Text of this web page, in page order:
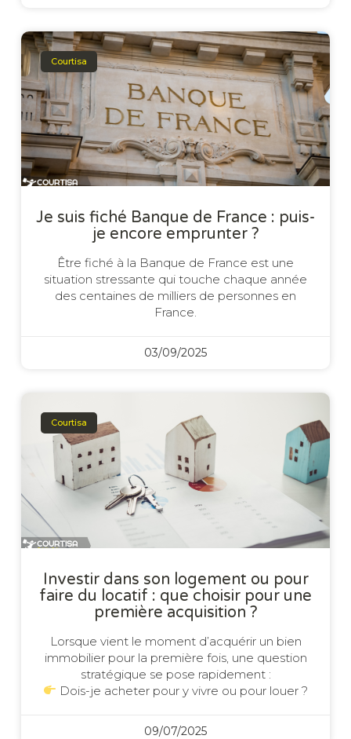
Courtisa
Je suis fiché Banque de France : puis-
je encore emprunter ?
Être fiché à la Banque de France est une
situation stressante qui touche chaque année
des centaines de milliers de personnes en
France.
03/09/2025
Courtisa
Investir dans son logement ou pour
faire du locatif : que choisir pour une
première acquisition ?
Lorsque vient le moment d’acquérir un bien
immobilier pour la première fois, une question
stratégique se pose rapidement :
Dois-je acheter pour y vivre ou pour louer ?
09/07/2025